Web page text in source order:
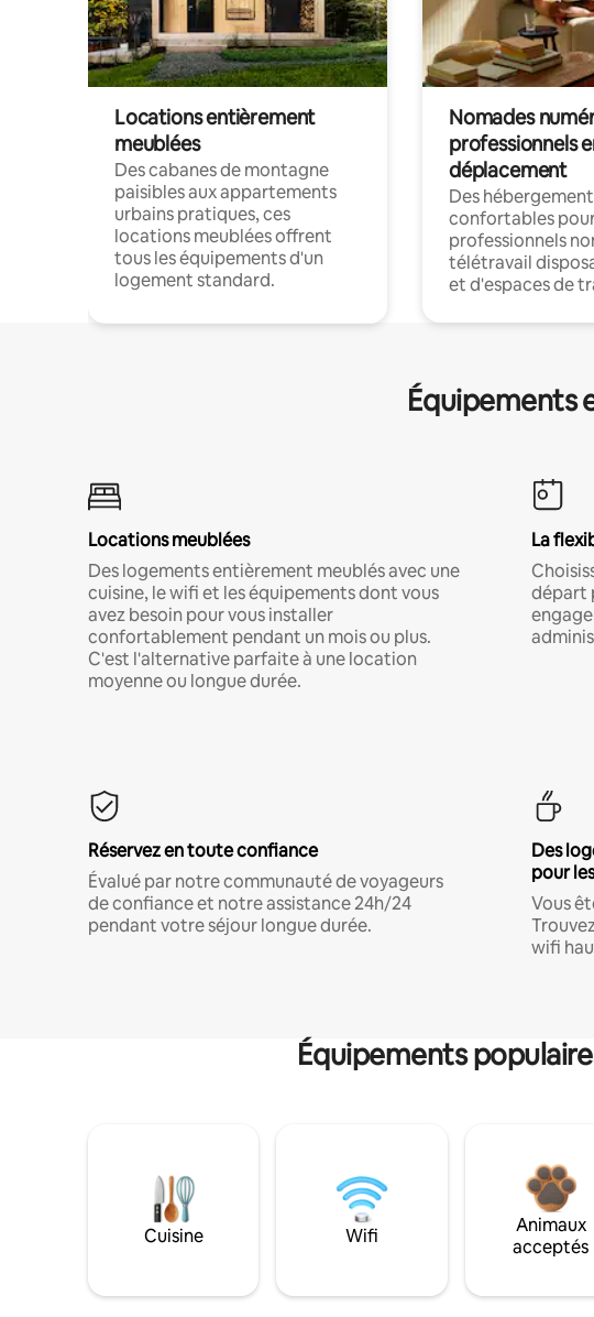
Locations entièrement
meublées
Des cabanes de montagne
paisibles aux appartements
urbains pratiques, ces
locations meublées offrent
tous les équipements d'un
logement standard.
Nomades
professionnels
déplacement
Des
confortables
professionnels
télétravail
et d'espaces de
Équipements
Locations meublées
Des logements entièrement meublés avec une
cuisine, le wifi et les équipements dont vous
avez besoin pour vous installer
confortablement pendant un mois ou plus.
C'est l'alternative parfaite à une location
moyenne ou longue durée.
La
départ
Réservez en toute confiance
Évalué par notre communauté de voyageurs
de confiance et notre assistance 24h/24
pendant votre séjour longue durée.
Des
pour
Vous
wifi
Équipements
Cuisine Wifi
Animaux
acceptés